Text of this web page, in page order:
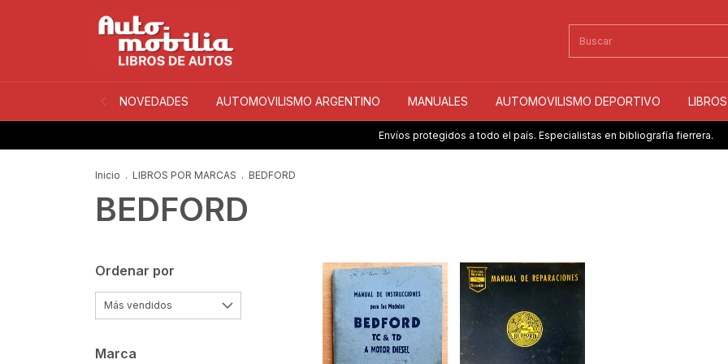
NOVEDADES AUTOMOVILISMO ARGENTINO MANUALES AUTOMOVILISMO DEPORTIVO
Envíos protegidos a todo el país. Especialistas en bibliografía fierrera.
Inicio . LIBROS POR MARCAS . BEDFORD
BEDFORD
Ordenar por
Marca